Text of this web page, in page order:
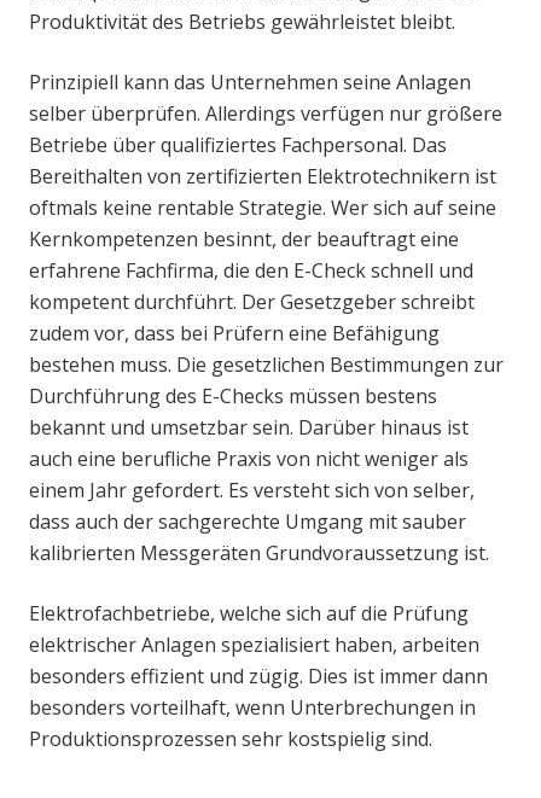
Produktivität des Betriebs gewährleistet bleibt.
Prinzipiell kann das Unternehmen seine Anlagen
selber überprüfen. Allerdings verfügen nur größere
Betriebe über qualifiziertes Fachpersonal. Das
Bereithalten von zertifizierten Elektrotechnikern ist
oftmals keine rentable Strategie. Wer sich auf seine
Kernkompetenzen besinnt, der beauftragt eine
erfahrene Fachfirma, die den E-Check schnell und
kompetent durchführt. Der Gesetzgeber schreibt
zudem vor, dass bei Prüfern eine Befähigung
bestehen muss. Die gesetzlichen Bestimmungen zur
Durchführung des E-Checks müssen bestens
bekannt und umsetzbar sein. Darüber hinaus ist
auch eine berufliche Praxis von nicht weniger als
einem Jahr gefordert. Es versteht sich von selber,
dass auch der sachgerechte Umgang mit sauber
kalibrierten Messgeräten Grundvoraussetzung ist.
Elektrofachbetriebe, welche sich auf die Prüfung
elektrischer Anlagen spezialisiert haben, arbeiten
besonders effizient und zügig. Dies ist immer dann
besonders vorteilhaft, wenn Unterbrechungen in
Produktionsprozessen sehr kostspielig sind.